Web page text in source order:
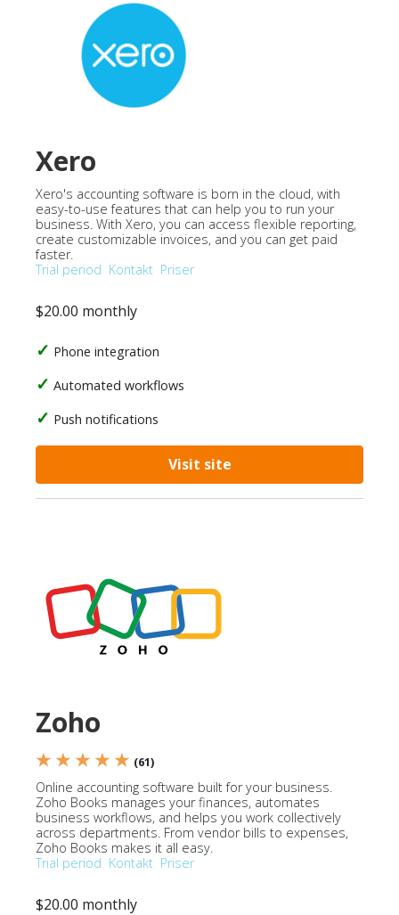
Xero
Xero's accounting software is born in the cloud, with
easy-to-use features that can help you to run your
business. With Xero, you can access flexible reporting,
create customizable invoices, and you can get paid
faster.
Trial period Kontakt Priser
$20.00 monthly
Phone integration
Automated workflows
Push notifications
Visit site
Zoho
★ ★ ★ ★ ★ (61)
Online accounting software built for your business.
Zoho Books manages your finances, automates
business workflows, and helps you work collectively
across departments. From vendor bills to expenses,
Zoho Books makes it all easy.
Trial period Kontakt Priser
$20.00 monthly